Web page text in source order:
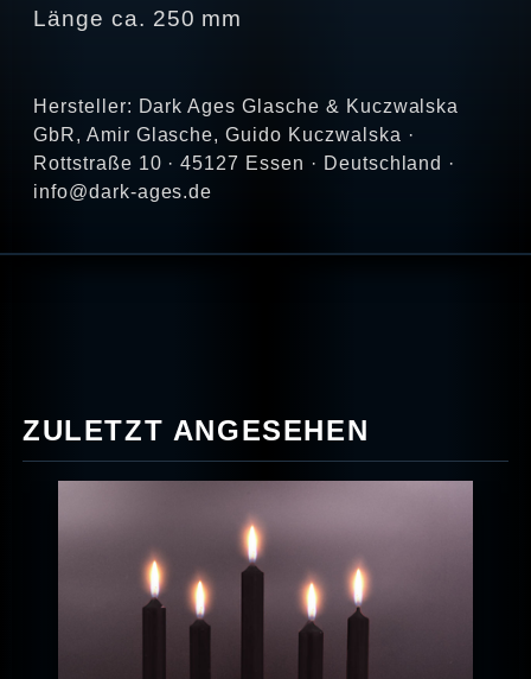
Länge ca. 250 mm
Hersteller: Dark Ages Glasche & Kuczwalska
GbR, Amir Glasche, Guido Kuczwalska ·
Rottstraße 10 · 45127 Essen · Deutschland ·
info@dark-ages.de
ZULETZT ANGESEHEN